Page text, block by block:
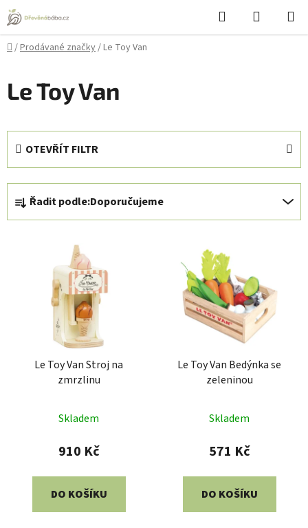
Přejít
na
obsah
Hledat
KOŠÍK
Domů
/Prodávané značky/Le Toy Van
Le Toy Van
OTEVŘÍT FILTR
a
z
Řadit podle:Doporučujeme
Le Toy Van Stroj na
zmrzlinu
Skladem
910 Kč
DO KOŠÍKU
Le Toy Van Bedýnka se
zeleninou
Skladem
571 Kč
DO KOŠÍKU